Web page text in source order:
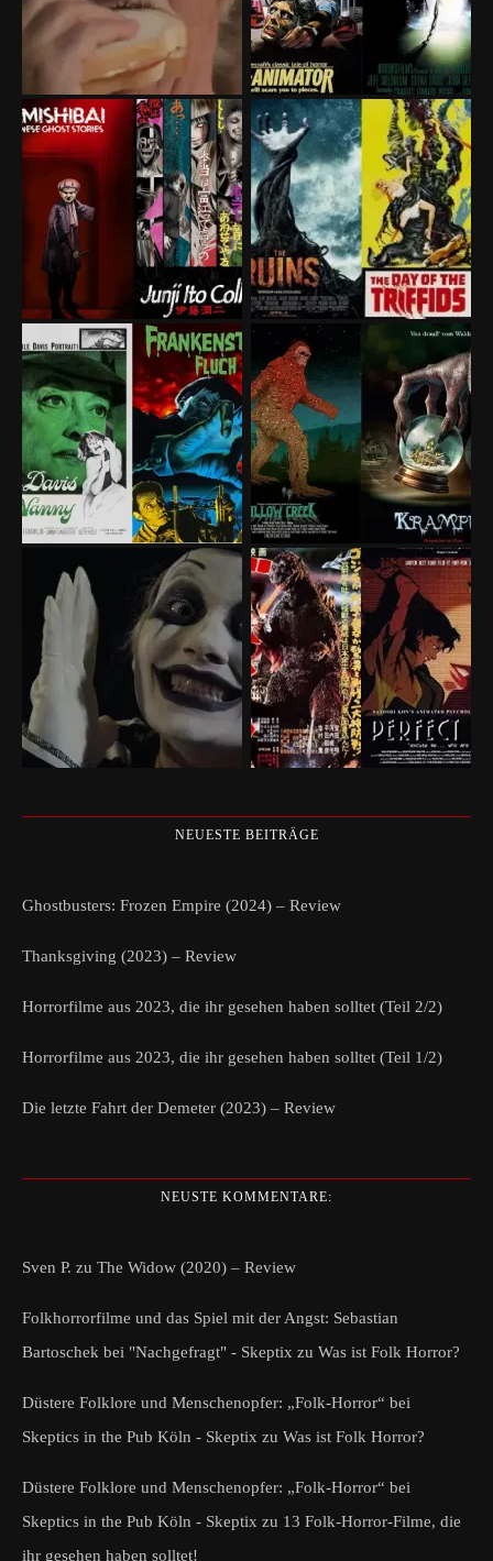
NEUESTE BEITRÄGE
Ghostbusters: Frozen Empire (2024) – Review
Thanksgiving (2023) – Review
Horrorfilme aus 2023, die ihr gesehen haben solltet (Teil 2/2)
Horrorfilme aus 2023, die ihr gesehen haben solltet (Teil 1/2)
Die letzte Fahrt der Demeter (2023) – Review
NEUSTE KOMMENTARE:
Sven P. zu The Widow (2020) – Review
Folkhorrorfilme und das Spiel mit der Angst: Sebastian
Bartoschek bei "Nachgefragt" - Skeptix zu Was ist Folk Horror?
Düstere Folklore und Menschenopfer: „Folk-Horror“ bei
Skeptics in the Pub Köln - Skeptix zu Was ist Folk Horror?
Düstere Folklore und Menschenopfer: „Folk-Horror“ bei
Skeptics in the Pub Köln - Skeptix zu 13 Folk-Horror-Filme, die
ihr gesehen haben solltet!